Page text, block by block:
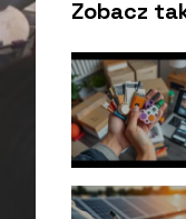
Zobacz